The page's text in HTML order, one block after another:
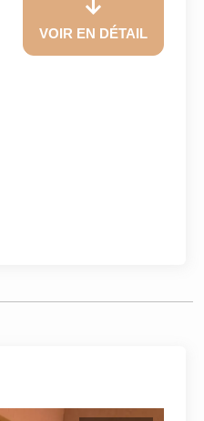
VOIR EN DÉTAIL